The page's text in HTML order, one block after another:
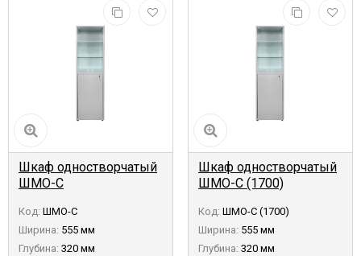
Шкаф одностворчатый
ШМО-С
Код: ШМО-С
Ширина: 555 мм
Глубина: 320 мм
Шкаф одностворчатый
ШМО-С (1700)
Код: ШМО-С (1700)
Ширина: 555 мм
Глубина: 320 мм